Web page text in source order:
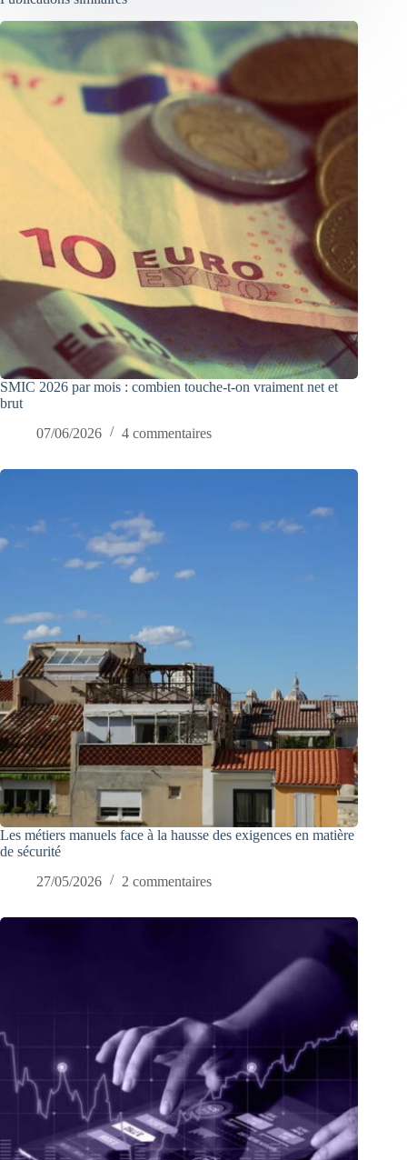
SMIC 2026 par mois : combien touche-t-on vraiment net et
brut
07/06/2026
4 commentaires
Les métiers manuels face à la hausse des exigences en matière
de sécurité
27/05/2026
2 commentaires